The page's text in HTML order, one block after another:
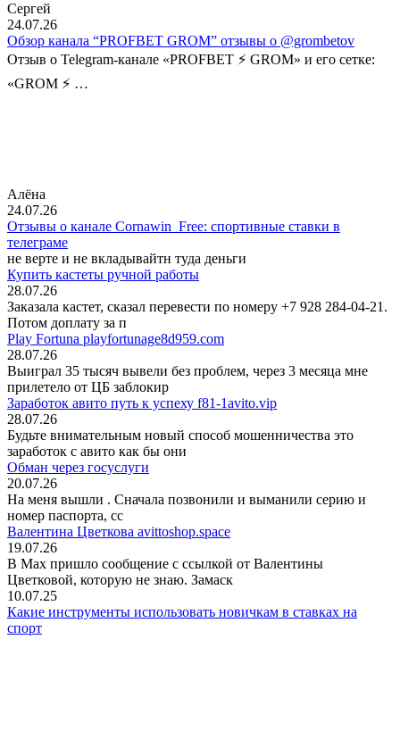
Сергей
24.07.26
Обзор канала “PROFBET GROM” отзывы о @grombetov
Отзыв о Telegram-канале «PROFBET ⚡️ GROM» и его сетке:
«GROM ⚡️ …
Алёна
24.07.26
Отзывы о канале Cornawin_Free: спортивные ставки в
телеграме
не верте и не вкладывайтн туда деньги
Купить кастеты ручной работы
28.07.26
Заказала кастет, сказал перевести по номеру +7 928 284-04-21.
Потом доплату за п
Play Fortuna playfortunage8d959.com
28.07.26
Выиграл 35 тысяч вывели без проблем, через 3 месяца мне
прилетело от ЦБ заблокир
Заработок авито путь к успеху f81-1avito.vip
28.07.26
Будьте внимательным новый способ мошенничества это
заработок с авито как бы они
Обман через госуслуги
20.07.26
На меня вышли . Сначала позвонили и выманили серию и
номер паспорта, сс
Валентина Цветкова avittoshop.space
19.07.26
В Мах пришло сообщение с ссылкой от Валентины
Цветковой, которую не знаю. Замаск
10.07.25
Какие инструменты использовать новичкам в ставках на
спорт